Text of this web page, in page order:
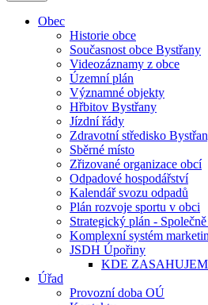
Obec
Historie obce
Současnost obce Bystřany
Videozáznamy z obce
Územní plán
Významné objekty
Hřbitov Bystřany
Jízdní řády
Zdravotní středisko
Sběrné místo
Zřizované organizace obcí
Odpadové hospodářství
Kalendář svozu odpadů
Plán rozvoje sportu v obci
Strategický plán -
Komplexní systém
JSDH Úpořiny
KDE
Úřad
Provozní doba OÚ